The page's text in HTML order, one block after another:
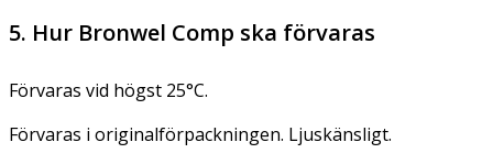
5. Hur Bronwel Comp ska förvaras
Förvaras vid högst 25°C.
Förvaras i originalförpackningen. Ljuskänsligt.